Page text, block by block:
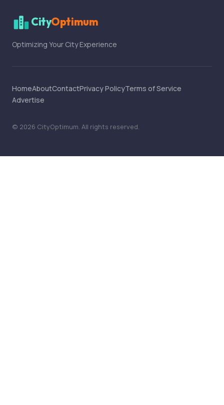
CityOptimum
Optimizing Your City Experience
HomeAboutContactPrivacy PolicyTerms of Service
Advertise
© 2026 CityOptimum. All rights reserved.